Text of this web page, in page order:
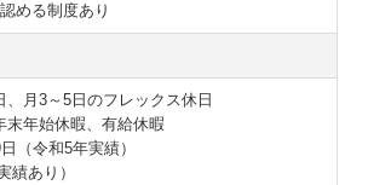
める制度あり
月3～5日のフレックス休日
年始休暇、有給休暇
（令和5年実績）
績あり）